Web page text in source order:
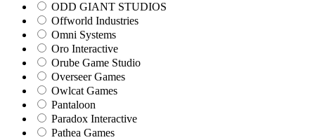
ODD GIANT STUDIOS
Offworld Industries
Omni Systems
Oro Interactive
Orube Game Studio
Overseer Games
Owlcat Games
Pantaloon
Paradox Interactive
Pathea Games